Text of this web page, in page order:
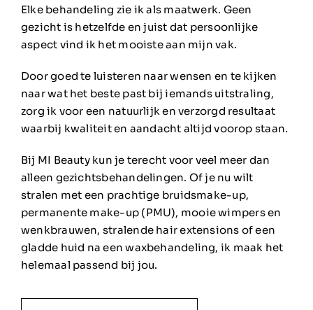
Elke behandeling zie ik als maatwerk. Geen
gezicht is hetzelfde en juist dat persoonlijke
aspect vind ik het mooiste aan mijn vak.
Door goed te luisteren naar wensen en te kijken
naar wat het beste past bij iemands uitstraling,
zorg ik voor een natuurlijk en verzorgd resultaat
waarbij kwaliteit en aandacht altijd voorop staan.
Bij MI Beauty kun je terecht voor veel meer dan
alleen gezichtsbehandelingen. Of je nu wilt
stralen met een prachtige bruidsmake-up,
permanente make-up (PMU), mooie wimpers en
wenkbrauwen, stralende hair extensions of een
gladde huid na eenwaxbehandeling, ik maak het
helemaal passend bij jou.